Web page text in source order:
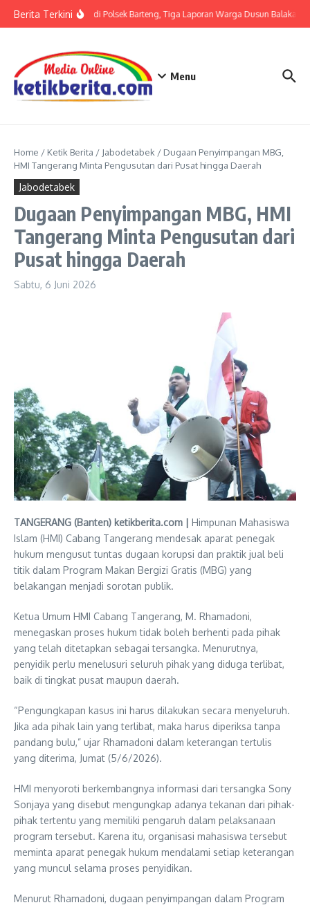
Berita TerkiniTerkait LP di Polsek Barteng, Tiga Laporan Warga Dusun Balaka di
Menu
Home / Ketik Berita / Jabodetabek / Dugaan Penyimpangan MBG,
HMI Tangerang Minta Pengusutan dari Pusat hingga Daerah
Jabodetabek
Dugaan Penyimpangan MBG, HMI
Tangerang Minta Pengusutan dari
Pusat hingga Daerah
Sabtu, 6 Juni 2026
TANGERANG (Banten) ketikberita.com | Himpunan Mahasiswa
Islam (HMI) Cabang Tangerang mendesak aparat penegak
hukum mengusut tuntas dugaan korupsi dan praktik jual beli
titik dalam Program Makan Bergizi Gratis (MBG) yang
belakangan menjadi sorotan publik.
Ketua Umum HMI Cabang Tangerang, M. Rhamadoni,
menegaskan proses hukum tidak boleh berhenti pada pihak
yang telah ditetapkan sebagai tersangka. Menurutnya,
penyidik perlu menelusuri seluruh pihak yang diduga terlibat,
baik di tingkat pusat maupun daerah.
“Pengungkapan kasus ini harus dilakukan secara menyeluruh.
Jika ada pihak lain yang terlibat, maka harus diperiksa tanpa
pandang bulu,” ujar Rhamadoni dalam keterangan tertulis
yang diterima, Jumat (5/6/2026).
HMI menyoroti berkembangnya informasi dari tersangka Sony
Sonjaya yang disebut mengungkap adanya tekanan dari pihak-
pihak tertentu yang memiliki pengaruh dalam pelaksanaan
program tersebut. Karena itu, organisasi mahasiswa tersebut
meminta aparat penegak hukum mendalami setiap keterangan
yang muncul selama proses penyidikan.
Menurut Rhamadoni, dugaan penyimpangan dalam Program